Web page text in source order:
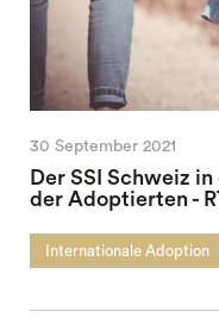
30 September 2021
Der SSI Schweiz
der Adoptierten -
Internationale Adoption